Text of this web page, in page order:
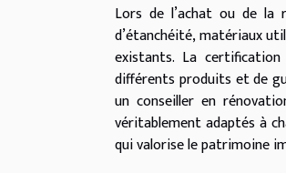
Lors de l’achat ou de la
d’étanchéité, matériaux
existants. La
différents produits et de
un conseiller en
véritablement adaptés à
qui valorise le patrimoine